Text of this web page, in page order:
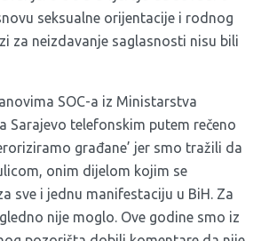
seksualne orijentacije i rodnog
za neizdavanje saglasnosti nisu bili
SOC-a iz Ministarstva
Sarajevo telefonskim putem rečeno
građane’ jer smo tražili da
onim dijelom kojim se
sve i jednu manifestaciju u BiH. Za
nije moglo. Ove godine smo iz